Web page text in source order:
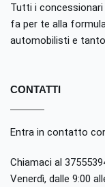
Tutti i
fa per te alla
automobilisti e
CONTATTI
Entra in contatto
Chiamaci al
Venerdì, dalle 9:00